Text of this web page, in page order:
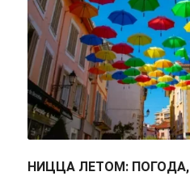
НИЦЦА ЛЕТОМ: